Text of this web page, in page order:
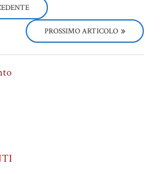
PROSSIMO ARTICOLO